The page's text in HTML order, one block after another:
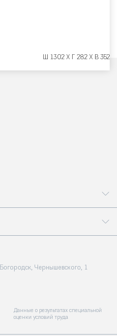
Ш 1302 X Г 282 X В 352
Богородск, Чернышевского, 1
Данные о результатах специальной
оценки условий труда